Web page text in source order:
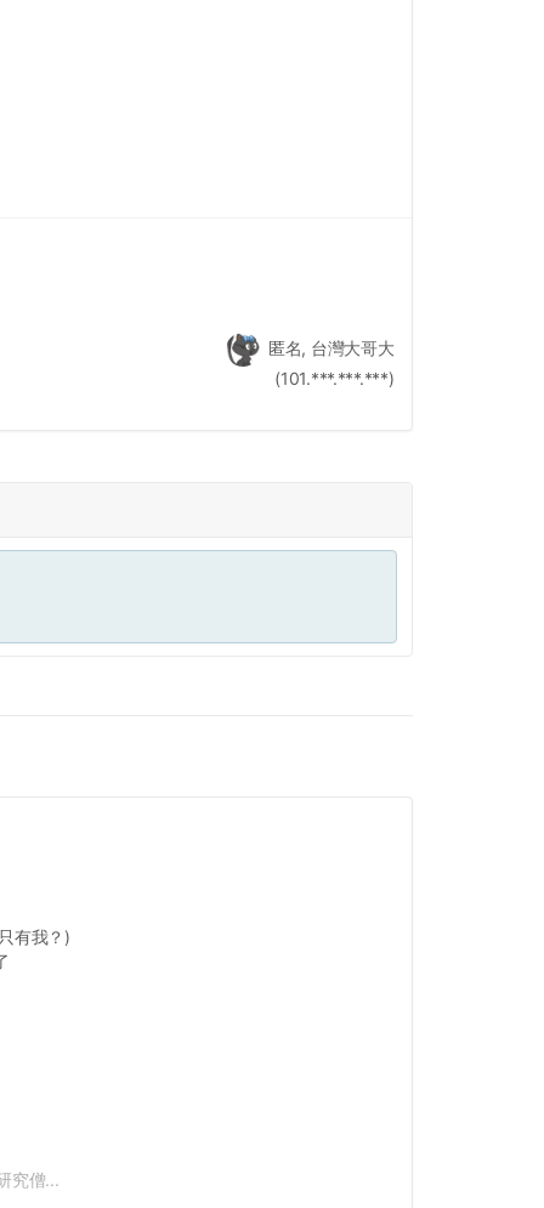
匿名, 台灣大哥大
(101.***.***.***)
有我？)
究僧...